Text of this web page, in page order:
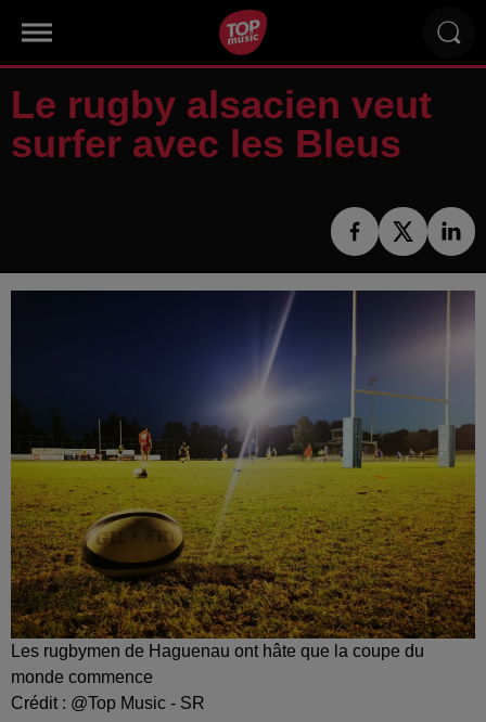
Le rugby alsacien veut
surfer avec les Bleus
Les rugbymen de Haguenau ont hâte que la coupe du
monde commence
Crédit : @Top Music - SR